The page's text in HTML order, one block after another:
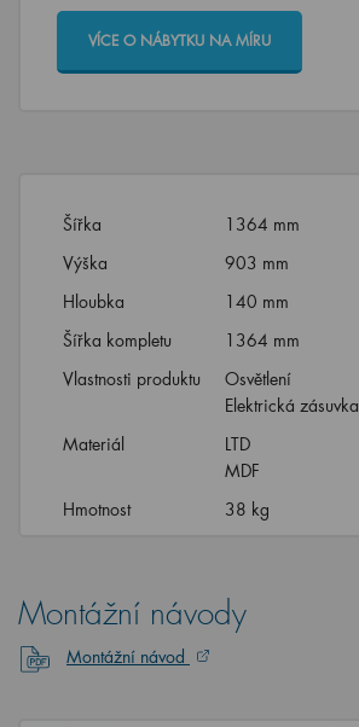
VÍCE O NÁBYTKU NA MÍRU
Šířka
1364 mm
Výška
903 mm
Hloubka
140 mm
Šířka kompletu
1364 mm
Vlastnosti produktu
Osvětlení
Elektrická zásuvka
Materiál
LTD
MDF
Hmotnost
38 kg
Montážní návody
Montážní návod